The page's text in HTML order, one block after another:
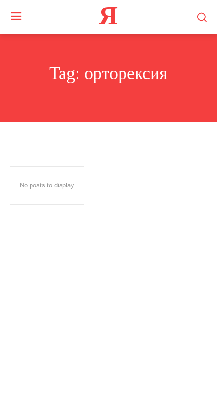
Я
Tag: орторексия
No posts to display